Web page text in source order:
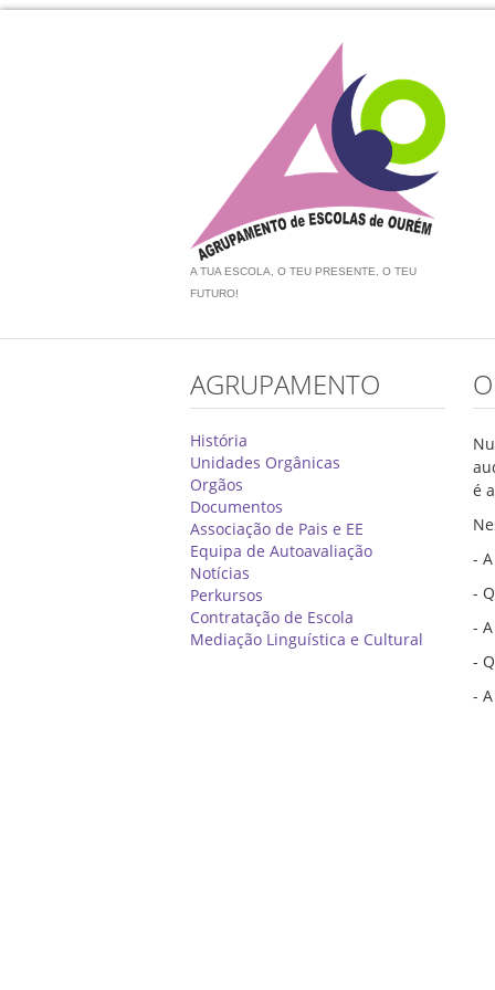
A TUA ESCOLA, O TEU PRESENTE, O TEU
FUTURO!
AGRUPAMENTO
História
Unidades Orgânicas
Orgãos
Documentos
Associação de Pais e EE
Equipa de Autoavaliação
Notícias
Perkursos
Contratação de Escola
Mediação Linguística e Cultural
é
-
-
-
-
-